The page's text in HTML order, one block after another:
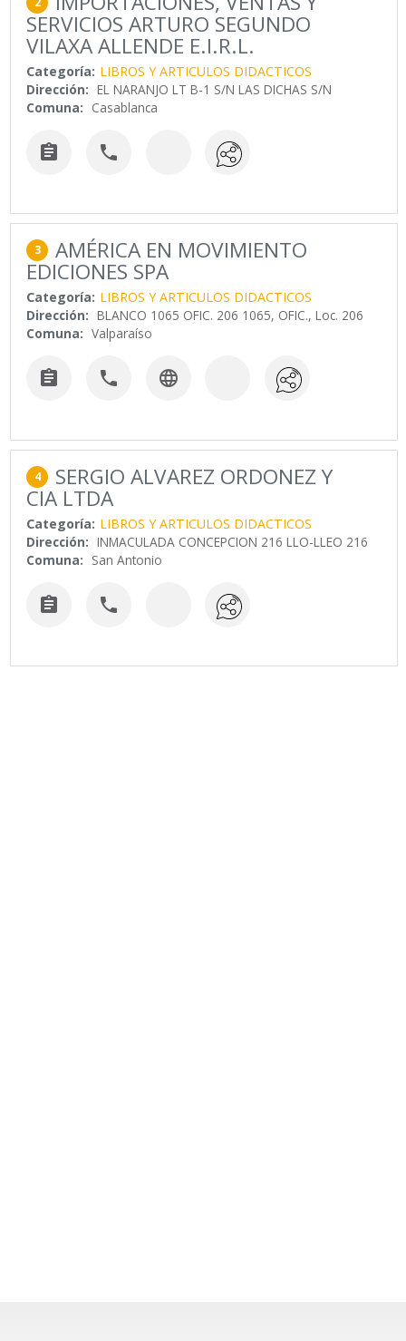
SERVICIOS ARTURO SEGUNDO
VILAXA ALLENDE E.I.R.L.
Categoría: LIBROS Y ARTICULOS DIDACTICOS
Dirección: EL NARANJO LT B-1 S/N LAS DICHAS S/N
Comuna: Casablanca
 
3 AMÉRICA EN MOVIMIENTO
EDICIONES SPA
Categoría: LIBROS Y ARTICULOS DIDACTICOS
Dirección: BLANCO 1065 OFIC. 206 1065, OFIC., Loc. 206
Comuna: Valparaíso
  
4 SERGIO ALVAREZ ORDONEZ Y
CIA LTDA
Categoría: LIBROS Y ARTICULOS DIDACTICOS
Dirección: INMACULADA CONCEPCION 216 LLO-LLEO 216
Comuna: San Antonio
 